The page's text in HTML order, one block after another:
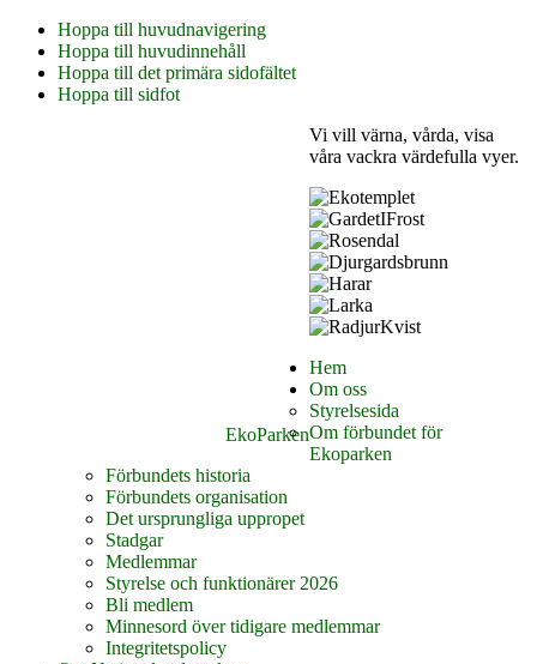
Hoppa till huvudnavigering
Hoppa till huvudinnehåll
Hoppa till det primära sidofältet
Hoppa till sidfot
EkoParken
Vi vill värna, vårda, visa
våra vackra värdefulla vyer.
Hem
Om oss
Styrelsesida
Om förbundet för
Ekoparken
Förbundets historia
Förbundets organisation
Det ursprungliga uppropet
Stadgar
Medlemmar
Styrelse och funktionärer 2026
Bli medlem
Minnesord över tidigare medlemmar
Integritetspolicy